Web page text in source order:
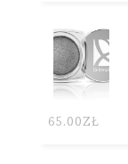
65.00ZŁ